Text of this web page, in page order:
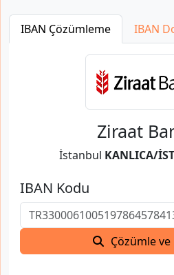
IBAN Çözümleme IBAN
Ziraat
İstanbul KANLICA/
IBAN Kodu
Çözümle